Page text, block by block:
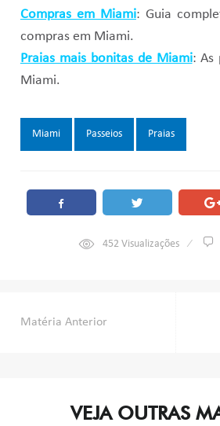
Compras em Miami: Guia
compras em Miami.
Praias mais bonitas de Miami: As
Miami.
Tags:
Miami Passeios Praias
452Visualizações
Navegação
Matéria Anterior
VEJA OUTRAS